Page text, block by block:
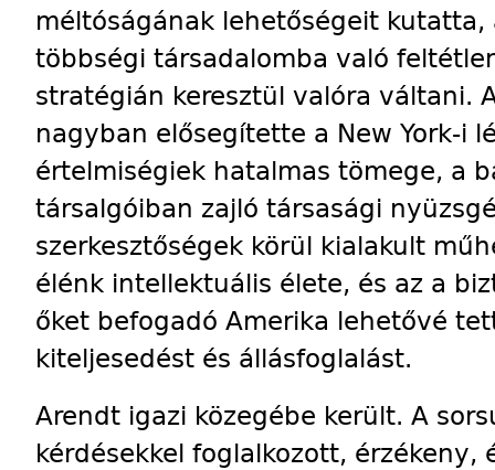
méltóságának lehetőségeit
többségi társadalomba való
stratégián keresztül valóra váltani.
nagyban elősegítette a New York-i
értelmiségiek hatalmas tömege, a
társalgóiban zajló társasági
szerkesztőségek körül kialakult
élénk intellektuális élete, és az a
őket befogadó Amerika lehetővé
kiteljesedést és állásfoglalást.
Arendt igazi közegébe került. A
kérdésekkel foglalkozott, érzékeny,